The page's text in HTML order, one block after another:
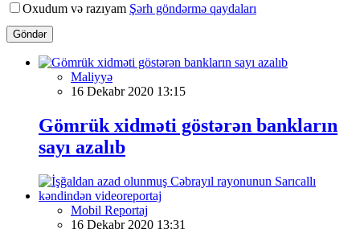
Oxudum və razıyam Şərh göndərmə qaydaları
Göndər
Maliyyə
16 Dekabr 2020 13:15
Gömrük xidməti göstərən bankların
sayı azalıb
Mobil Reportaj
16 Dekabr 2020 13:31